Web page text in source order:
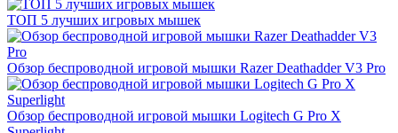
ТОП 5 лучших игровых мышек
Обзор беспроводной игровой мышки Razer Deathadder V3 Pro
Обзор беспроводной игровой мышки Logitech G Pro X